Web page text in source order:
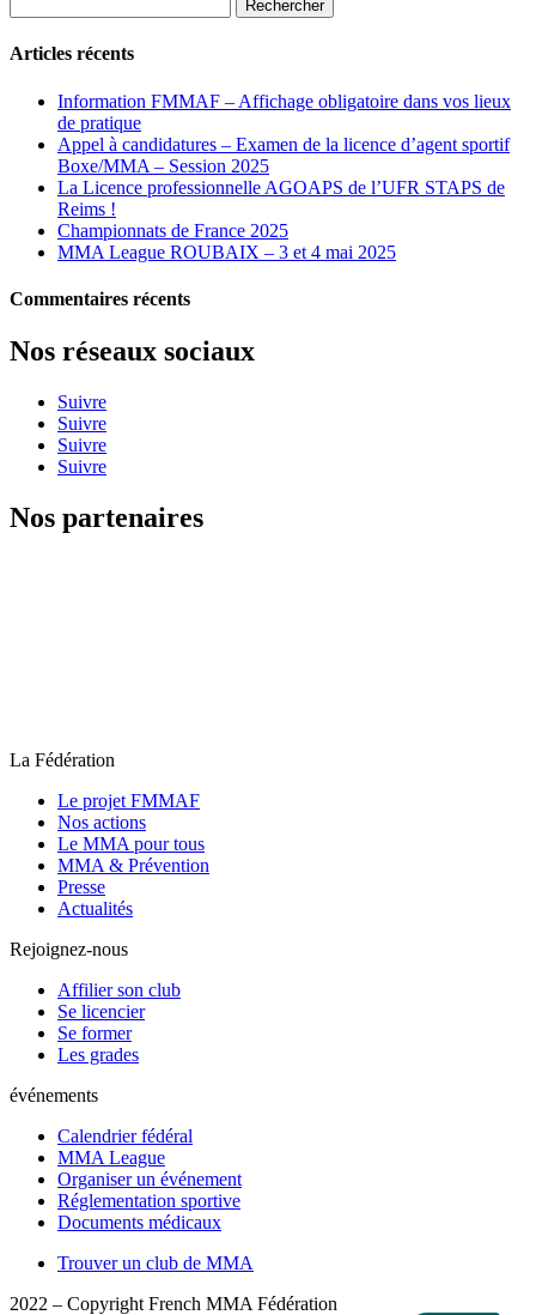
Articles récents
Information FMMAF – Affichage obligatoire dans vos lieux
de pratique
Appel à candidatures – Examen de la licence d’agent sportif
Boxe/MMA – Session 2025
La Licence professionnelle AGOAPS de l’UFR STAPS de
Reims !
Championnats de France 2025
MMA League ROUBAIX – 3 et 4 mai 2025
Commentaires récents
Nos réseaux sociaux
Suivre
Suivre
Suivre
Suivre
Nos partenaires
La Fédération
Le projet FMMAF
Nos actions
Le MMA pour tous
MMA & Prévention
Presse
Actualités
Rejoignez-nous
Affilier son club
Se licencier
Se former
Les grades
événements
Calendrier fédéral
MMA League
Organiser un événement
Réglementation sportive
Documents médicaux
Trouver un club de MMA
2022 – Copyright French MMA Fédération